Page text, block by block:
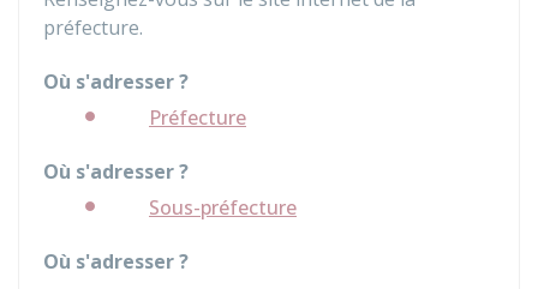
préfecture.
Où s'adresser ?
Préfecture
Où s'adresser ?
Sous-préfecture
Où s'adresser ?